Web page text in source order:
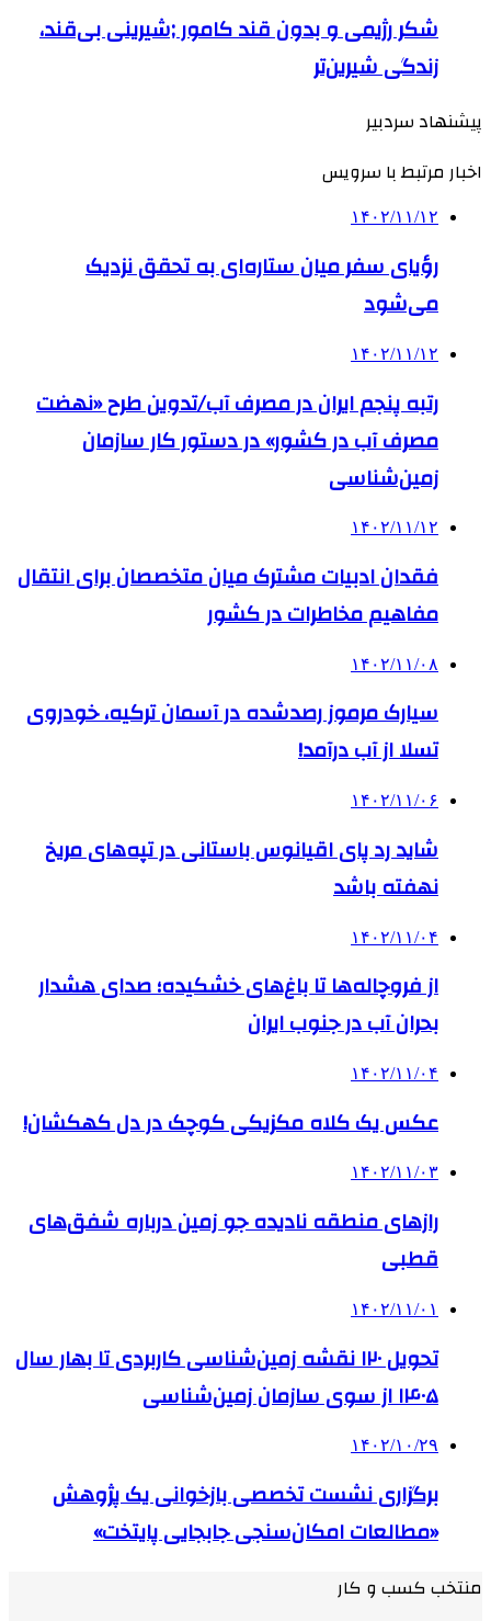
شکر رژیمی و بدون قند کامور ;شیرینی بی‌قند،
زندگی شیرین‌تر
پیشنهاد سردبیر
اخبار مرتبط با سرویس
۱۴۰۲/۱۱/۱۲
رؤیای سفر میان ستاره‌ای به تحقق نزدیک
می‌شود
۱۴۰۲/۱۱/۱۲
رتبه پنجم ایران در مصرف آب/تدوین طرح «نهضت
مصرف آب در کشور» در دستور کار سازمان
زمین‌شناسی
۱۴۰۲/۱۱/۱۲
فقدان ادبیات مشترک میان متخصصان برای انتقال
مفاهیم مخاطرات در کشور
۱۴۰۲/۱۱/۰۸
سیارک مرموز رصدشده در آسمان ترکیه، خودروی
تسلا از آب درآمد!
۱۴۰۲/۱۱/۰۶
شاید رد پای اقیانوس باستانی در تپه‌های مریخ
نهفته باشد
۱۴۰۲/۱۱/۰۴
از فروچاله‌ها تا باغ‌های خشکیده؛ صدای هشدار
بحران آب در جنوب ایران
۱۴۰۲/۱۱/۰۴
عکس یک کلاه مکزیکی کوچک در دل کهکشان!
۱۴۰۲/۱۱/۰۳
رازهای منطقه نادیده جو زمین درباره شفق‌های
قطبی
۱۴۰۲/۱۱/۰۱
تحویل ۱۲۰ نقشه زمین‌شناسی کاربردی تا بهار سال
۱۴۰۵ از سوی سازمان زمین‌شناسی
۱۴۰۲/۱۰/۲۹
برگزاری نشست تخصصی بازخوانی یک پژوهش
«مطالعات امکان‌سنجی جابجایی پایتخت»
منتخب کسب و کار